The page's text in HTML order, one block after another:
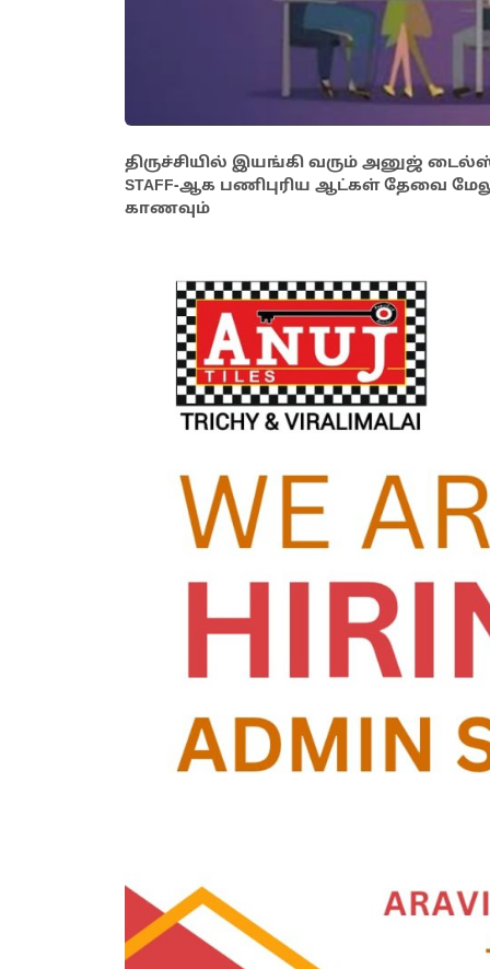
திருச்சியில் இயங்கி வரும் அனுஜ் டைல்ஸ்
STAFF-ஆக பணிபுரிய ஆட்கள் தேவை
காணவும்